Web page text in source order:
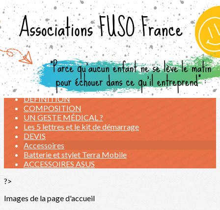
Exporter les lignes sélectionnées
Exporter toutes les colonnes
Exporter uniquement les colonnes affichées
Menu
<
>
LES ATELIERS de l'ETE 2026
NOS TARIFS
DEFINITION
COMPOSITION
UN GESTE MÉDICAL ?
Les 5 lettres et le kit de démarrage
DEVIS
Accessoires
Batterie et stylet Terra Mobile
ACCESSOIRES ASUS
?>
Images de la page d'accueil